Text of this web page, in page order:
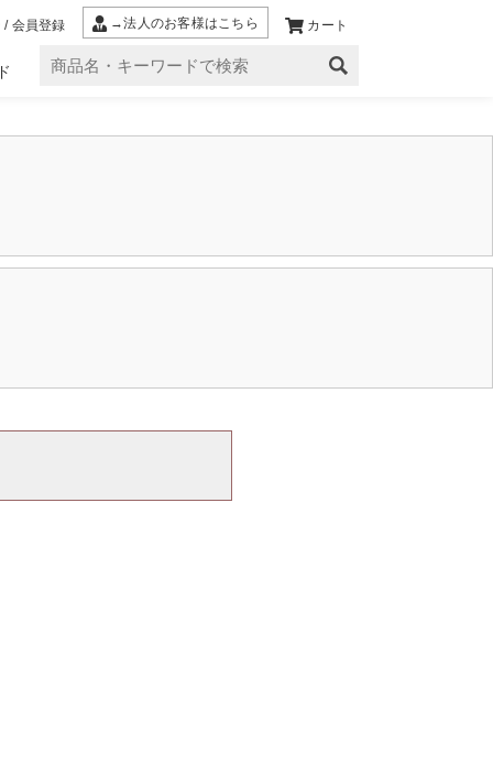
/ 会員登録 →法人のお客様はこちら カート